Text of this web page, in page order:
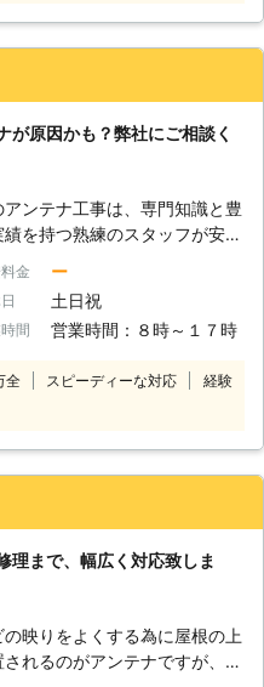
た時間帯でも対応可能です。
寝静まっているような時間に作
として騒音にならないよう作業
限でおこなうよう努めていま
ります。 お客様からのご連絡
だいお伺いしますので、何か
密着で迅速対応】 KTシステム
児島県姶良市を中心に地域密着
をおこなっております。 姶良
く抜け道や近道など交通網に
応に来て欲しいもの、とくにア
修理が必要なときは台風の後な
変さを、ぜひご堪能くださいま
い。 お客様からのご依頼をお
ております。
テナの新設が必要になったと
ください。
が原因かも？弊社にご相談く
アンテナ工事は、専門知識と豊
績を持つ熟練のスタッフが安
ただければ、テレビの視聴にも
出ない最適な向きで正しく設置
門家にお任せくだ
るかもしれない」とお考えの
見られません。アンテナ工事
金 ー
土日祝
間 営業時間：８時～１７時
全 スピーディーな対応
経験
理まで、幅広く対応致しま
の映りをよくする為に屋根の上
されるのがアンテナですが、雨